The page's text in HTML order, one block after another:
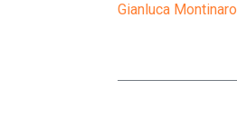
Gianluca Montinaro